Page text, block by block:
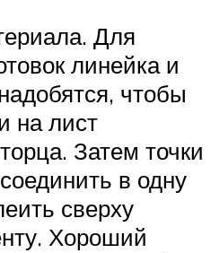
Для
линейка и
чтобы
на лист
Затем точки
в одну
сверху
Хороший